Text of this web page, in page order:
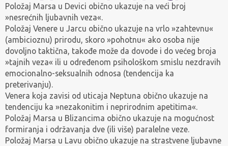
Položaj Marsa u Devici obično ukazuje na veći broj
»nesrećnih ljubavnih veza«.
Položaj Venere u Jarcu obično ukazuje na vrlo »zahtevnu«
(ambicioznu) prirodu, skoro »pohotnu« ako osoba nije
dovoljno taktična, takođe može da dovode i do većeg broja
»tajnih veza« ili u određenom psihološkom smislu nezdravih
emocionalno-seksualnih odnosa (tendencija ka
preterivanju).
Venera koja zavisi od uticaja Neptuna obično ukazuje na
tendenciju ka »nezakonitim i neprirodnim apetitima«.
Položaj Marsa u Blizancima obično ukazuje na mogućnost
formiranja i održavanja dve (ili više) paralelne veze.
Položaj Marsa u Lavu obično ukazuje na strastvene ljubavne